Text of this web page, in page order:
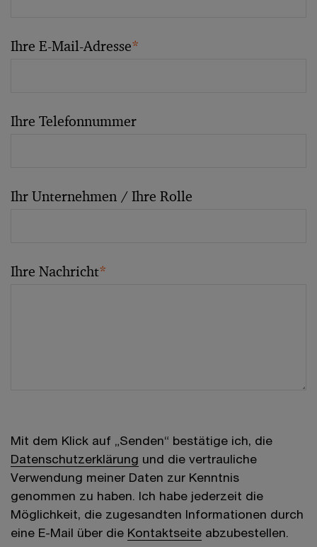
Ihre E-Mail-Adresse*
Ihre Telefonnummer
Ihr Unternehmen / Ihre Rolle
Ihre Nachricht*
Mit dem Klick auf „Senden“ bestätige ich, die
Datenschutzerklärung und die vertrauliche
Verwendung meiner Daten zur Kenntnis
genommen zu haben. Ich habe jederzeit die
Möglichkeit, die zugesandten Informationen durch
eine E-Mail über die Kontaktseite abzubestellen.